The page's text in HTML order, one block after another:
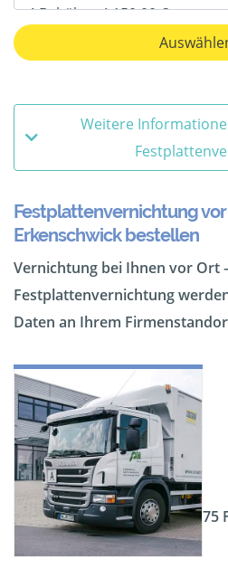
Weitere
Festplattenvernichtung vor
Erkenschwick bestellen
Vernichtung bei Ihnen vor Ort
Festplattenvernichtung
Daten an Ihrem
75